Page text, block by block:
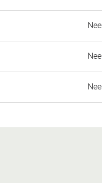
Nee
Nee
Nee